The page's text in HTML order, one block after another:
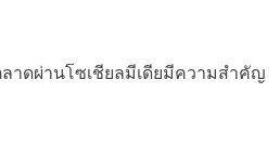
าดผ่านโซเชียลมีเดียมีความสำคัญ